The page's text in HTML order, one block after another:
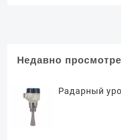
Недавно
Радарный